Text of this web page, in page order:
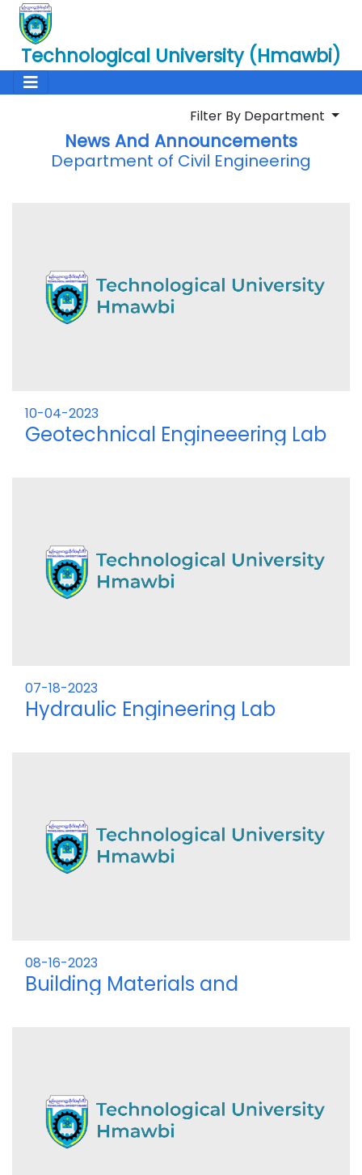
Technological University (Hmawbi)
Filter By Department
News And Announcements
Department of Civil Engineering
10-04-2023
Geotechnical Engineeering Lab
07-18-2023
Hydraulic Engineering Lab
08-16-2023
Building Materials and